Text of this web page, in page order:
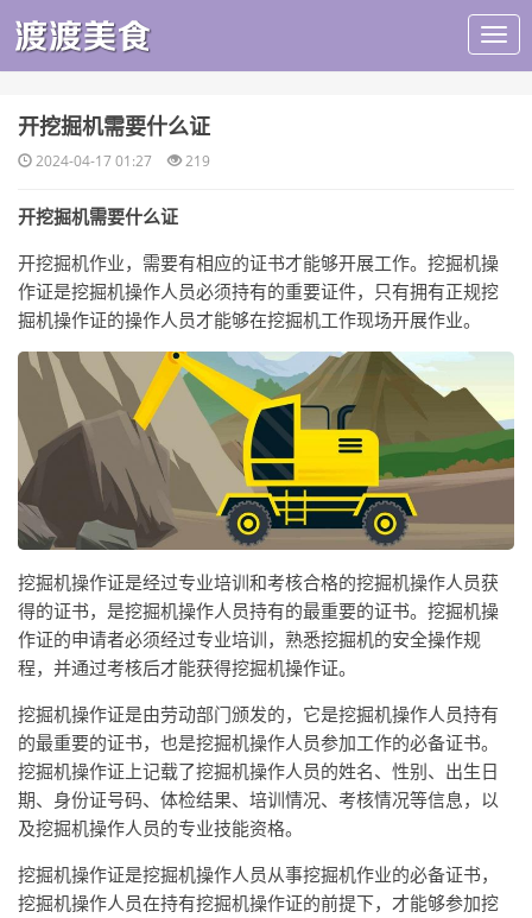
​开挖掘机需要什么证
2024-04-17 01:27 219
开挖掘机需要什么证
开挖掘机作业，需要有相应的证书才能够开展工作。挖掘机操
作证是挖掘机操作人员必须持有的重要证件，只有拥有正规挖
掘机操作证的操作人员才能够在挖掘机工作现场开展作业。
挖掘机操作证是经过专业培训和考核合格的挖掘机操作人员获
得的证书，是挖掘机操作人员持有的最重要的证书。挖掘机操
作证的申请者必须经过专业培训，熟悉挖掘机的安全操作规
程，并通过考核后才能获得挖掘机操作证。
挖掘机操作证是由劳动部门颁发的，它是挖掘机操作人员持有
的最重要的证书，也是挖掘机操作人员参加工作的必备证书。
挖掘机操作证上记载了挖掘机操作人员的姓名、性别、出生日
期、身份证号码、体检结果、培训情况、考核情况等信息，以
及挖掘机操作人员的专业技能资格。
挖掘机操作证是挖掘机操作人员从事挖掘机作业的必备证书，
挖掘机操作人员在持有挖掘机操作证的前提下，才能够参加挖